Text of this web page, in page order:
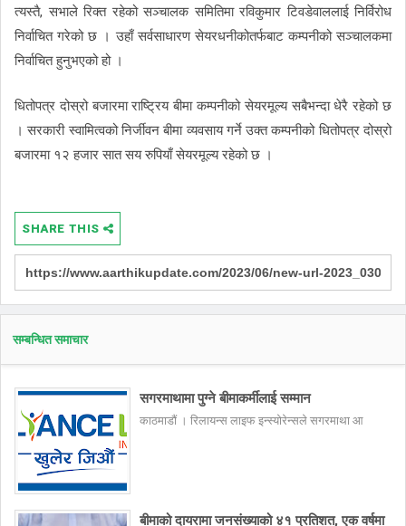
त्यस्तै, सभाले रिक्त रहेको सञ्चालक समितिमा रविकुमार टिवडेवाललाई निर्विरोध
निर्वाचित गरेको छ । उहाँ सर्वसाधारण सेयरधनीकोतर्फबाट कम्पनीको सञ्चालकमा
निर्वाचित हुनुभएको हो ।
धितोपत्र दोस्रो बजारमा राष्ट्रिय बीमा कम्पनीको सेयरमूल्य सबैभन्दा धेरै रहेको छ
। सरकारी स्वामित्वको निर्जीवन बीमा व्यवसाय गर्ने उक्त कम्पनीको धितोपत्र दोस्रो
बजारमा १२ हजार सात सय रुपियाँ सेयरमूल्य रहेको छ ।
SHARE THIS
सम्बन्धित समाचार
सगरमाथामा पुग्ने बीमाकर्मीलाई सम्मान
काठमाडौं । रिलायन्स लाइफ इन्स्योरेन्सले सगरमाथा आ
बीमाको दायरामा जनसंख्याको ४१ प्रतिशत, एक वर्षमा